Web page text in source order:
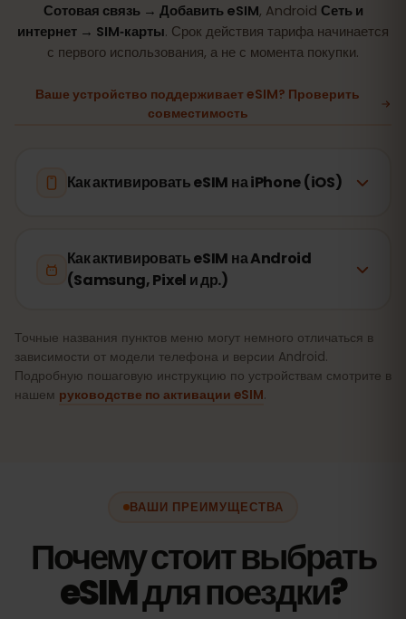
Сотовая связь → Добавить eSIM, Android Сеть и
интернет → SIM‑карты. Срок действия тарифа начинается
с первого использования, а не с момента покупки.
Ваше устройство поддерживает eSIM? Проверить
совместимость
Как активировать eSIM на iPhone (iOS)
Как активировать eSIM на Android
(Samsung, Pixel и др.)
Точные названия пунктов меню могут немного отличаться в
зависимости от модели телефона и версии Android.
Подробную пошаговую инструкцию по устройствам смотрите в
нашем руководстве по активации eSIM.
ВАШИ ПРЕИМУЩЕСТВА
Почему стоит выбрать
eSIM для поездки?